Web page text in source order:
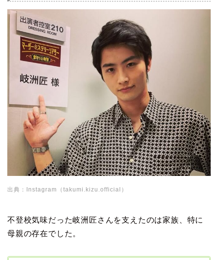
出典：Instagram（takumi.kizu.official）
不登校気味だった岐洲匠さんを支えたのは家族、特に
母親の存在でした。